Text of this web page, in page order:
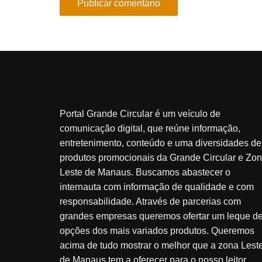
Portal Grande Circular é um veículo de
comunicação digital, que reúne informação,
entretenimento, conteúdo e uma diversidades de
produtos promocionais da Grande Circular e
Leste de Manaus. Buscamos abastecer o
internauta com informação de qualidade e com
responsabilidade. Através de parcerias com
grandes empresas queremos ofertar um leque
opções dos mais variados produtos. Queremos
acima de tudo mostrar o melhor que a zona